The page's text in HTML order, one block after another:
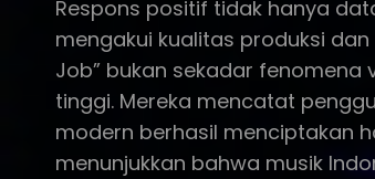
Respons positif tidak hanya
mengakui kualitas produksi dan
Job” bukan sekadar fenomena
tinggi. Mereka mencatat
modern berhasil menciptakan
menunjukkan bahwa musik